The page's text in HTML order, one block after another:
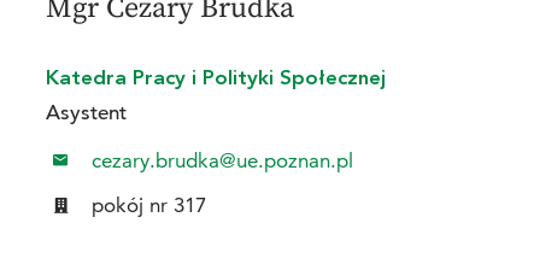
Mgr Cezary Brudka
Katedra Pracy i Polityki Społecznej
Asystent
cezary.brudka@ue.poznan.pl
pokój nr 317